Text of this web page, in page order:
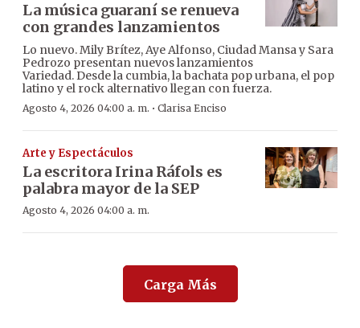
La música guaraní se renueva
con grandes lanzamientos
Lo nuevo. Mily Brítez, Aye Alfonso, Ciudad Mansa y Sara
Pedrozo presentan nuevos lanzamientos
Variedad. Desde la cumbia, la bachata pop urbana, el pop
latino y el rock alternativo llegan con fuerza.
Agosto 4, 2026 04:00 a. m. · Clarisa Enciso
Arte y Espectáculos
La escritora Irina Ráfols es
palabra mayor de la SEP
Agosto 4, 2026 04:00 a. m.
Carga Más